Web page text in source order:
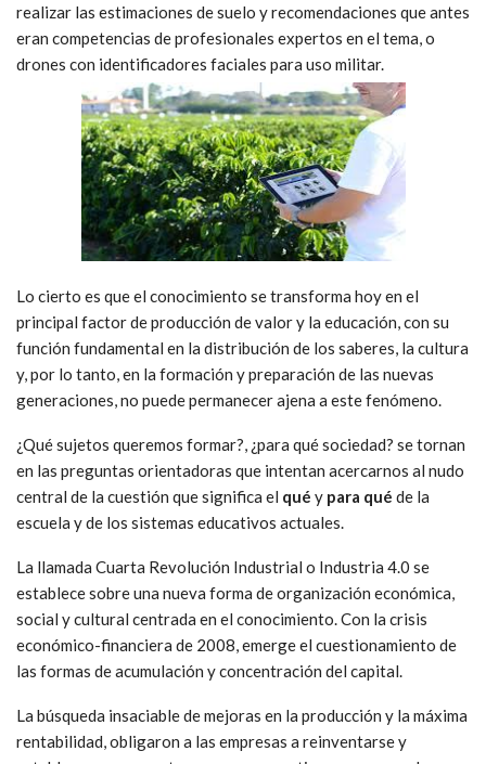
realizar las estimaciones de suelo y recomendaciones que antes
eran competencias de profesionales expertos en el tema, o
drones con identificadores faciales para uso militar.
Lo cierto es que el conocimiento se transforma hoy en el
principal factor de producción de valor y la educación, con su
función fundamental en la distribución de los saberes, la cultura
y, por lo tanto, en la formación y preparación de las nuevas
generaciones, no puede permanecer ajena a este fenómeno.
¿Qué sujetos queremos formar?, ¿para qué sociedad? se tornan
en las preguntas orientadoras que intentan acercarnos al nudo
central de la cuestión que significa el qué y para qué de la
escuela y de los sistemas educativos actuales.
La llamada Cuarta Revolución Industrial o Industria 4.0 se
establece sobre una nueva forma de organización económica,
social y cultural centrada en el conocimiento. Con la crisis
económico-financiera de 2008, emerge el cuestionamiento de
las formas de acumulación y concentración del capital.
La búsqueda insaciable de mejoras en la producción y la máxima
rentabilidad, obligaron a las empresas a reinventarse y